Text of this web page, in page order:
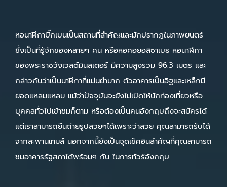
หอนาฬิกาบิ๊กเบนเป็นสถานที่สำคัญและมักปรากฏในภาพยนตร์
ซึ่งเป็นที่รู้จักของหลายๆ คน หรือหอคอยอลิซาเบธ หอนาฬิกา
ของพระราชวังเวสต์มินสเตอร์ มีความสูงรวม 96.3 เมตร และ
กล่าวกันว่าเป็นนาฬิกาที่แม่นยำมาก ตัวอาคารเป็นอิฐและเหล็กมี
ยอดแหลมแหลม แม้ว่าปัจจุบันจะยังไม่เปิดให้นักท่องเที่ยวหรือ
บุคคลทั่วไปเข้าชมก็ตาม หรือต้องเป็นคนอังกฤษถึงจะสมัครได้
แต่เราสามารถยืนถ่ายรูปสวยๆได้เพราะว่าสวย คุณสามารถรับได้
จากสะพานเทมส์ นอกจากนี้ยังเป็นจุดเช็คอินสำคัญที่คุณสามารถ
ชมอาคารรัฐสภาได้พร้อมๆ กัน ในการทัวร์อังกฤษ